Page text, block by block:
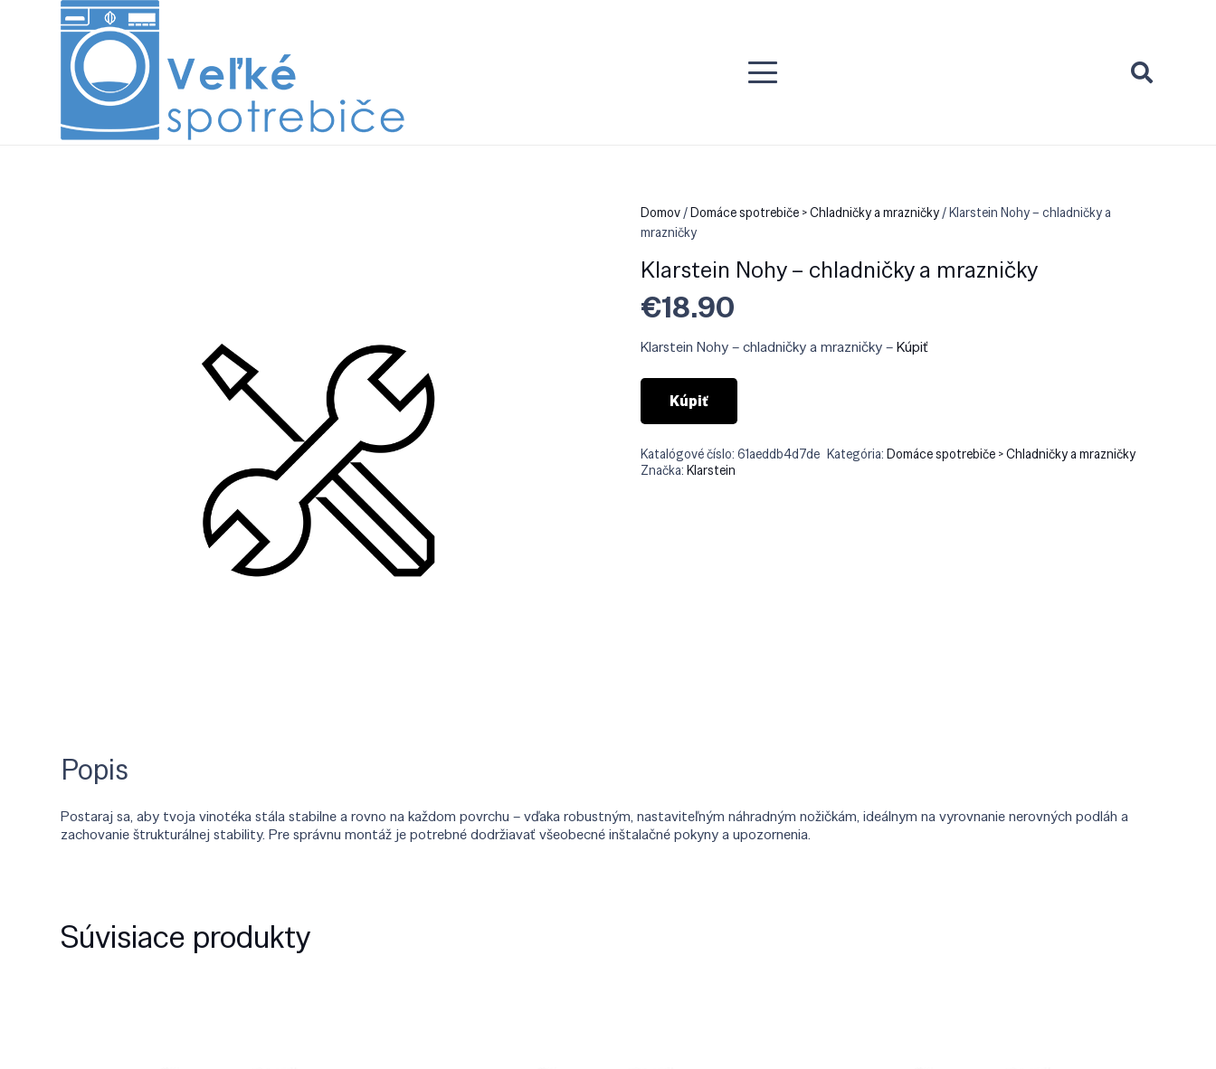
Domov/Domáce spotrebiče > Chladničky a mrazničky/ Klarstein Nohy – chladničky a
mrazničky
Klarstein Nohy – chladničky a mrazničky
€18.90
Klarstein Nohy – chladničky a mrazničky –Kúpiť
Kúpiť
Katalógové číslo:61aeddb4d7de Kategória:Domáce spotrebiče > Chladničky a mrazničky
Značka:Klarstein
Popis
Postaraj sa, aby tvoja vinotéka stála stabilne a rovno na každom povrchu – vďaka robustným, nastaviteľným náhradným nožičkám, ideálnym na vyrovnanie nerovných podláh a
zachovanie štrukturálnej stability. Pre správnu montáž je potrebné dodržiavať všeobecné inštalačné pokyny a upozornenia.
Súvisiace produkty